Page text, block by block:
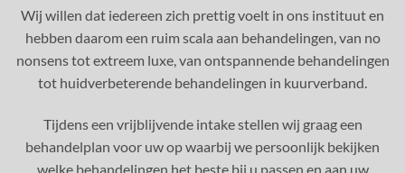
Wij willen dat iedereen zich prettig voelt in ons instituut en
hebben daarom een ruim scala aan behandelingen, van no
nonsens tot extreem luxe, van ontspannende behandelingen
tot huidverbeterende behandelingen in kuurverband.
Tijdens een vrijblijvende intake stellen wij graag een
behandelplan voor uw op waarbij we persoonlijk bekijken
welke behandelingen het beste bij u passen en aan uw